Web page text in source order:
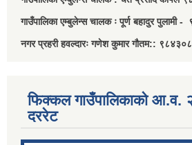
गाउँपालिका एम्बुलेन्स चालक ः पूर्ण बहादुर
नगर प्रहरी हवल्दारः गणेश कुमार गौतम::
फिक्कल गाउँपालिकाको
दररेट